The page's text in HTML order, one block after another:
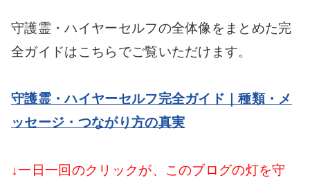
守護霊・ハイヤーセルフの全体像をまとめた完
全ガイドはこちらでご覧いただけます。
守護霊・ハイヤーセルフ完全ガイド｜種類・メ
ッセージ・つながり方の真実
↓一日一回のクリックが、このブログの灯を守